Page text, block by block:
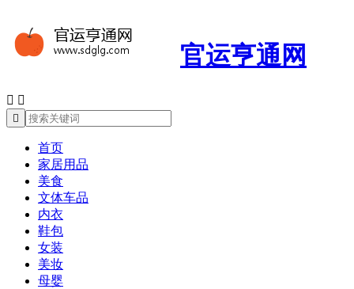
官运亨通网
 

首页
家居用品
美食
文体车品
内衣
鞋包
女装
美妆
母婴